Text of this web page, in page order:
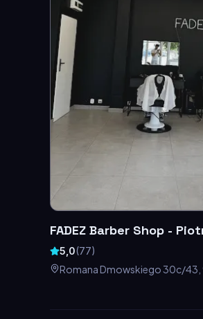
FADEZ Barber Shop -
5,0(77)
Romana Dmowskiego 30c/